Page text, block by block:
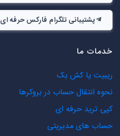
پشتیبانی تلگرام فارکس حرفه ای
خدمات ما
ریبیت یا کش بک
نحوه انتقال حساب در بروکرها
کپی ترید حرفه ای
حساب های مدیریتی